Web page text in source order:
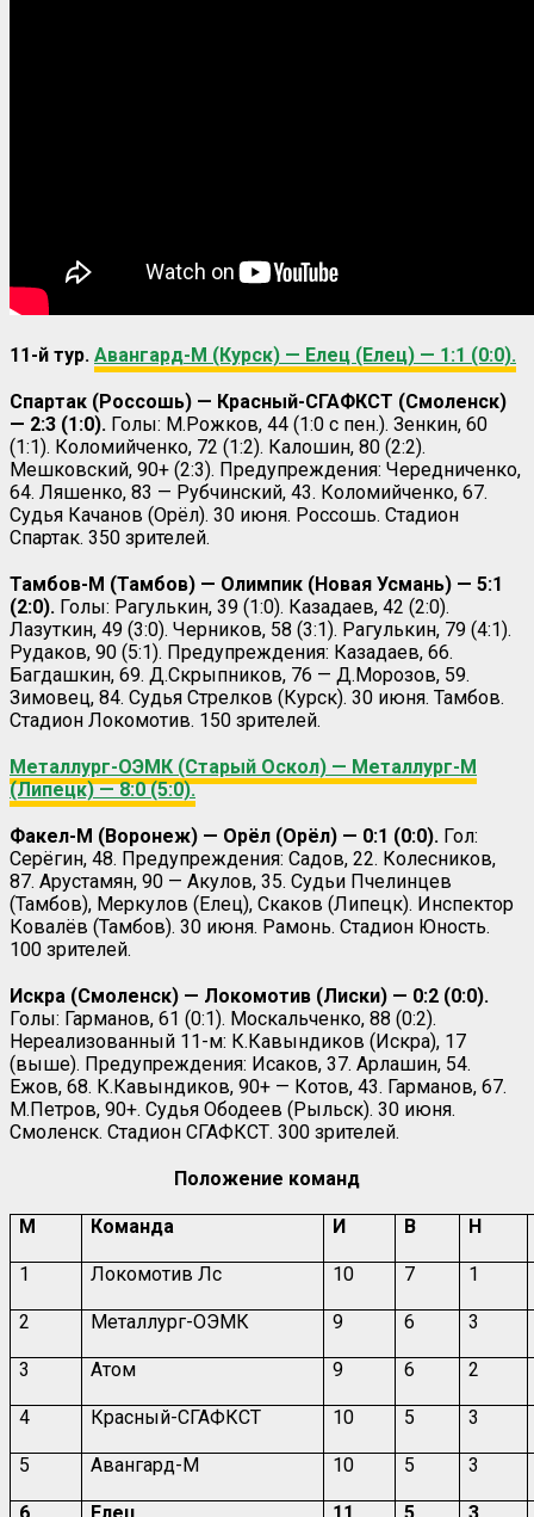
11-й тур. Авангард-М (Курск) — Елец (Елец) — 1:1 (0:0).
Спартак (Россошь) — Красный-СГАФКСТ (Смоленск)
— 2:3 (1:0). Голы: М.Рожков, 44 (1:0 с пен.). Зенкин, 60
(1:1). Коломийченко, 72 (1:2). Калошин, 80 (2:2).
Мешковский, 90+ (2:3). Предупреждения: Чередниченко,
64. Ляшенко, 83 — Рубчинский, 43. Коломийченко, 67.
Судья Качанов (Орёл). 30 июня. Россошь. Стадион
Спартак. 350 зрителей.
Тамбов-М (Тамбов) — Олимпик (Новая Усмань) — 5:1
(2:0). Голы: Рагулькин, 39 (1:0). Казадаев, 42 (2:0).
Лазуткин, 49 (3:0). Черников, 58 (3:1). Рагулькин, 79 (4:1).
Рудаков, 90 (5:1). Предупреждения: Казадаев, 66.
Багдашкин, 69. Д.Скрыпников, 76 — Д.Морозов, 59.
Зимовец, 84. Судья Стрелков (Курск). 30 июня. Тамбов.
Стадион Локомотив. 150 зрителей.
Металлург-ОЭМК (Старый Оскол) — Металлург-М
(Липецк) — 8:0 (5:0).
Факел-М (Воронеж) — Орёл (Орёл) — 0:1 (0:0). Гол:
Серёгин, 48. Предупреждения: Садов, 22. Колесников,
87. Арустамян, 90 — Акулов, 35. Судьи Пчелинцев
(Тамбов), Меркулов (Елец), Скаков (Липецк). Инспектор
Ковалёв (Тамбов). 30 июня. Рамонь. Стадион Юность.
100 зрителей.
Искра (Смоленск) — Локомотив (Лиски) — 0:2 (0:0).
Голы: Гарманов, 61 (0:1). Москальченко, 88 (0:2).
Нереализованный 11-м: К.Кавындиков (Искра), 17
(выше). Предупреждения: Исаков, 37. Арлашин, 54.
Ежов, 68. К.Кавындиков, 90+ — Котов, 43. Гарманов, 67.
М.Петров, 90+. Судья Ободеев (Рыльск). 30 июня.
Смоленск. Стадион СГАФКСТ. 300 зрителей.
Положение команд
М Команда И В Н
1 Локомотив Лс 10 7 1
2 Металлург-ОЭМК 9 6 3
3 Атом 9 6 2
4 Красный-СГАФКСТ 10 5 3
5 Авангард-М 10 5 3